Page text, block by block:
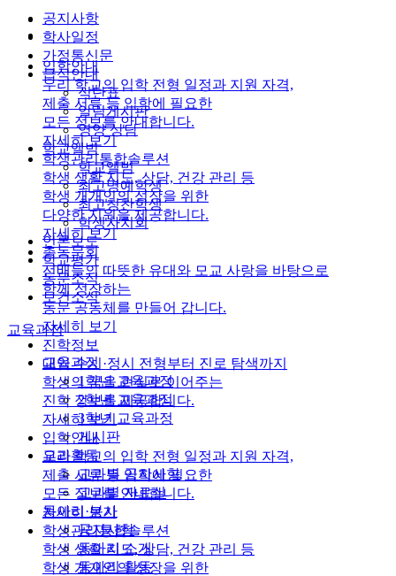
공지사항
학사일정
가정통신문
급식안내
식단표
알림게시판
영양 상담
학교앨범
학교앨범
최고명예학생
최고칭찬학생
학생자치회
언론보도
학교평가
동문소식
보건소식
교육과정
교육과정
1학년 교육과정
2학년 교육과정
3학년 교육과정
게시판
교과활동
교과별 공지사항
교과별 자료실
동아리·봉사
공지사항
동아리 소개
동아리 활동
입학안내
우리 학교의 입학 전형 일정과 지원 자격,
제출 서류 등 입학에 필요한
모든 정보를 안내합니다.
자세히 보기
학생관리통합솔루션
학생 생활 지도, 상담, 건강 관리 등
학생 개개인의 성장을 위한
다양한 지원을 제공합니다.
자세히 보기
총동문회
선배들의 따뜻한 유대와 모교 사랑을 바탕으로
함께 성장하는
동문 공동체를 만들어 갑니다.
자세히 보기
진학정보
대입 수시·정시 전형부터 진로 탐색까지
학생의 꿈을 현실로 이어주는
진학 정보를 제공합니다.
자세히 보기
입학안내
우리 학교의 입학 전형 일정과 지원 자격,
제출 서류 등 입학에 필요한
모든 정보를 안내합니다.
자세히 보기
학생관리통합솔루션
학생 생활 지도, 상담, 건강 관리 등
학생 개개인의 성장을 위한